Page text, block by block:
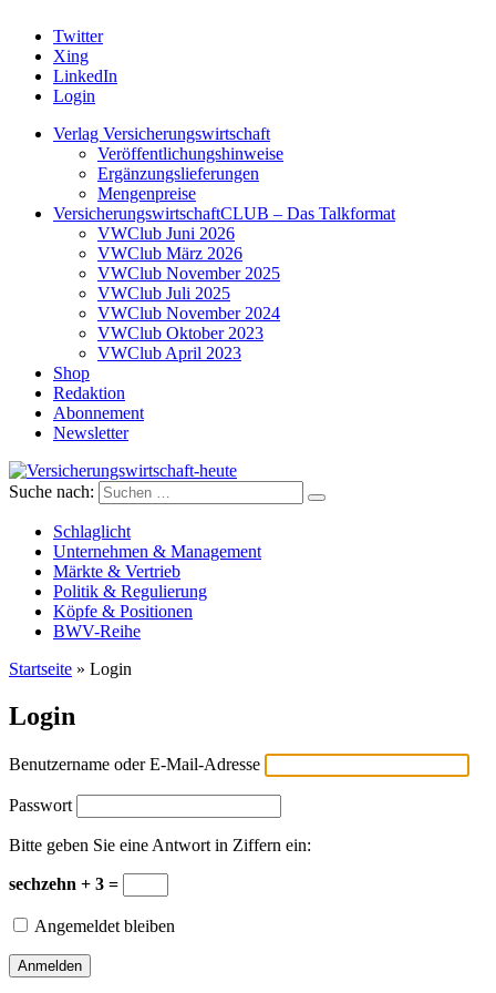
Twitter
Xing
LinkedIn
Login
Verlag Versicherungswirtschaft
Veröffentlichungshinweise
Ergänzungslieferungen
Mengenpreise
VersicherungswirtschaftCLUB – Das Talkformat
VWClub Juni 2026
VWClub März 2026
VWClub November 2025
VWClub Juli 2025
VWClub November 2024
VWClub Oktober 2023
VWClub April 2023
Shop
Redaktion
Abonnement
Newsletter
Versicherungswirtschaft-heute
Suche nach:
Schlaglicht
Unternehmen & Management
Märkte & Vertrieb
Politik & Regulierung
Köpfe & Positionen
BWV-Reihe
Startseite » Login
Login
Benutzername oder E-Mail-Adresse
Passwort
Bitte geben Sie eine Antwort in Ziffern ein:
sechzehn + 3 =
Angemeldet bleiben